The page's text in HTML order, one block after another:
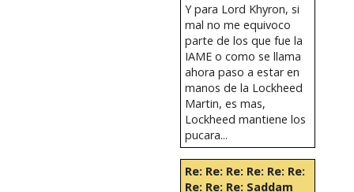
Y para Lord Khyron, si
mal no me equivoco
parte de los que fue la
IAME o como se llama
ahora paso a estar en
manos de la Lockheed
Martin, es mas,
Lockheed mantiene los
pucara...
Re: Re: Re: Re: Re: Re:
Re: Re: Re: Saddam